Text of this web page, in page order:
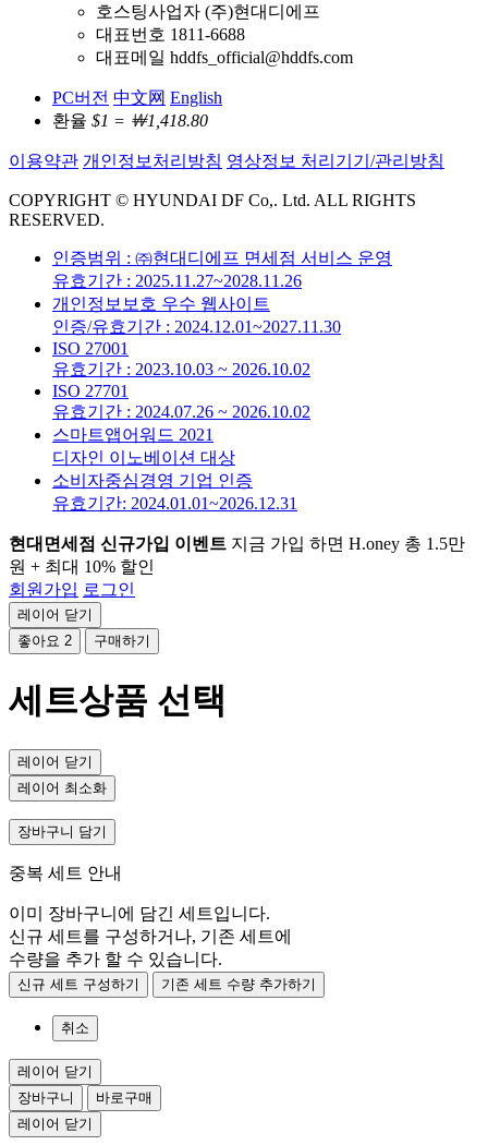
호스팅사업자 (주)현대디에프
대표번호 1811-6688
대표메일 hddfs_official@hddfs.com
PC버전 中文网 English
환율 $1 = ￦1,418.80
이용약관 개인정보처리방침 영상정보 처리기기/관리방침
COPYRIGHT © HYUNDAI DF Co,. Ltd. ALL RIGHTS
RESERVED.
인증범위 : ㈜현대디에프 면세점 서비스 운영
유효기간 : 2025.11.27~2028.11.26
개인정보보호 우수 웹사이트
인증/유효기간 : 2024.12.01~2027.11.30
ISO 27001
유효기간 : 2023.10.03 ~ 2026.10.02
ISO 27701
유효기간 : 2024.07.26 ~ 2026.10.02
스마트앱어워드 2021
디자인 이노베이션 대상
소비자중심경영 기업 인증
유효기간: 2024.01.01~2026.12.31
현대면세점 신규가입 이벤트 지금 가입 하면 H.oney 총 1.5만
원 + 최대 10% 할인
회원가입 로그인
레이어 닫기
좋아요 2 구매하기
세트상품 선택
레이어 닫기
레이어 최소화
장바구니 담기
중복 세트 안내
이미 장바구니에 담긴 세트입니다.
신규 세트를 구성하거나, 기존 세트에
수량을 추가 할 수 있습니다.
신규 세트 구성하기 기존 세트 수량 추가하기
취소
레이어 닫기
장바구니
바로구매
레이어 닫기